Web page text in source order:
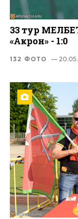
33 тур
«Акрон» - 1:0
132 ФОТО —